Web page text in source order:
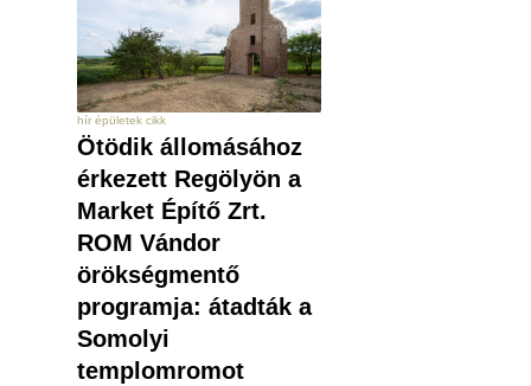
hír épületek cikk
Ötödik állomásához
érkezett Regölyön a
Market Építő Zrt.
ROM Vándor
örökségmentő
programja: átadták a
Somolyi
templomromot